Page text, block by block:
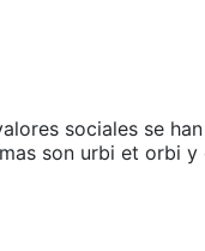
sociales se
son urbi et orbi y